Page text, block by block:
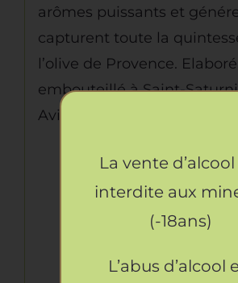
arômes puissants et
capturent toute la
l’olive de Provence.
embouteillé à Saint-
Avignon.
L’abus d’alcool est
A consommer avec
modération. La
La vente
interdite aux
(-18ans)
L’abus d’alcool